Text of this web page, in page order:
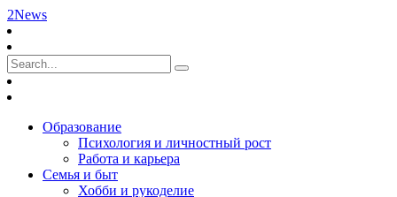
2News
Образование
Психология и личностный рост
Работа и карьера
Семья и быт
Хобби и рукоделие